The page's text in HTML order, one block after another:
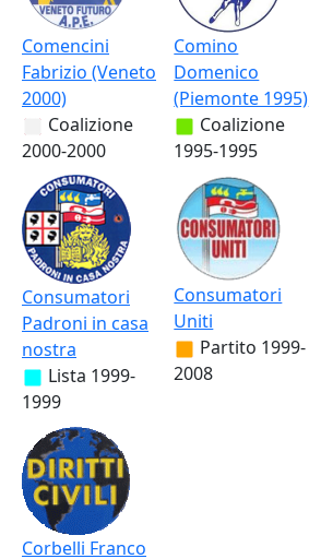
Comencini
Fabrizio (Veneto
2000)
Coalizione
2000-2000
Comino
Domenico
(Piemonte 1995)
Coalizione
1995-1995
Consumatori
Padroni in casa
nostra
Lista 1999-
1999
Consumatori
Uniti
Partito 1999-
2008
Corbelli Franco